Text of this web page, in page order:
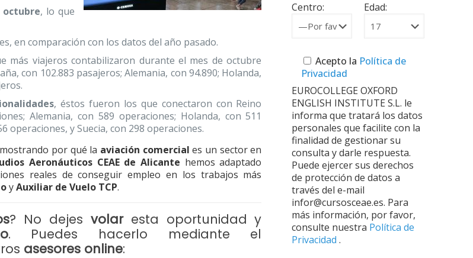
octubre, lo que
en comparación con los datos del año pasado.
más viajeros contabilizaron durante el mes de octubre
con 102.883 pasajeros; Alemania, con 94.890; Holanda,
, éstos fueron los que conectaron con Reino
Alemania, con 589 operaciones; Holanda, con 511
operaciones, y Suecia, con 298 operaciones.
por qué la aviación comercial es un sector en
Aeronáuticos CEAE de Alicante hemos adaptado
reales de conseguir empleo en los trabajos más
yAuxiliar de Vuelo TCP.
? No dejes volaresta oportunidad y
. Puedes hacerlo mediante el
asesores online:
Centro: Edad:
Acepto la Política de
Privacidad
EUROCOLLEGE OXFORD
ENGLISH INSTITUTE S.L. le
informa que tratará los datos
personales que facilite con la
finalidad de gestionar su
consulta y darle respuesta.
Puede ejercer sus derechos
de protección de datos a
través del e-mail
infor@cursosceae.es. Para
más información, por favor,
consulte nuestra Política de
Privacidad .